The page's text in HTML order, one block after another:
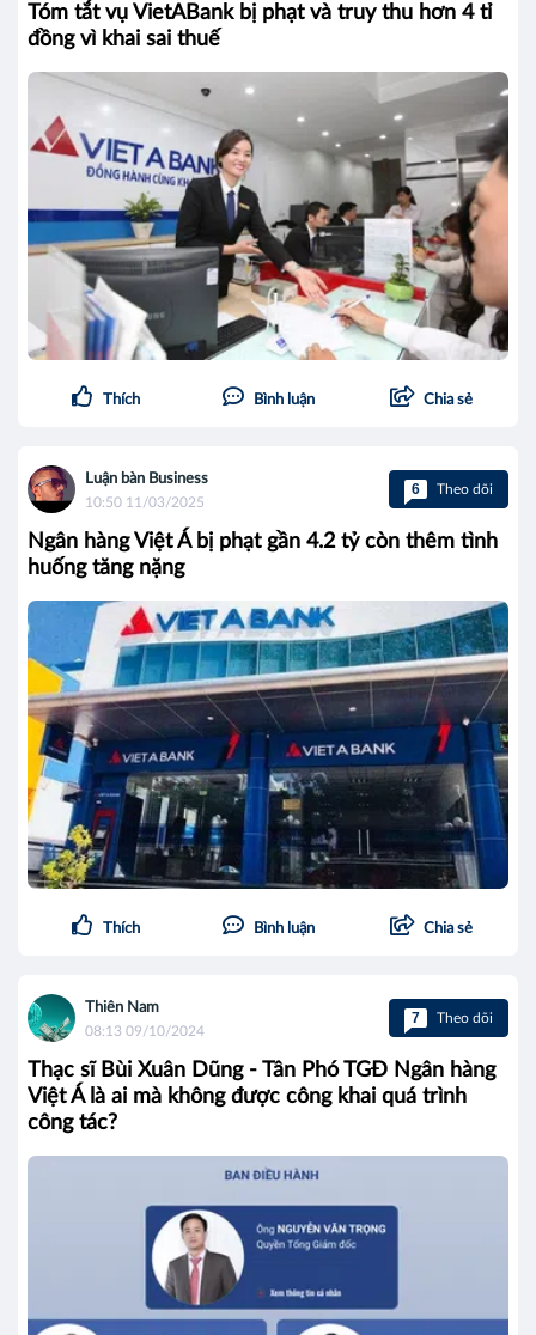
Tóm tắt vụ VietABank bị phạt và truy thu hơn 4 tỉ
đồng vì khai sai thuế
Thích Bình luận Chia sẻ
Luận bàn Business
10:50 11/03/2025
6 Theo dõi
Ngân hàng Việt Á bị phạt gần 4.2 tỷ còn thêm tình
huống tăng nặng
Thích Bình luận Chia sẻ
Thiên Nam
08:13 09/10/2024
7 Theo dõi
Thạc sĩ Bùi Xuân Dũng - Tân Phó TGĐ Ngân hàng
Việt Á là ai mà không được công khai quá trình
công tác?